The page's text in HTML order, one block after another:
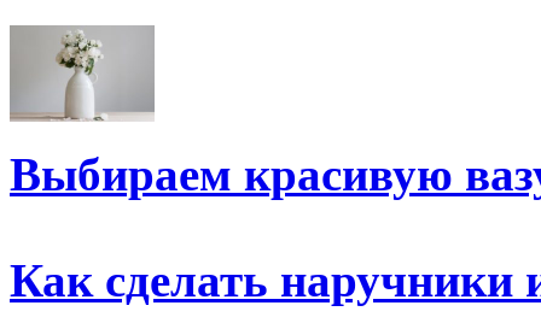
Выбираем красивую
Как сделать наручники